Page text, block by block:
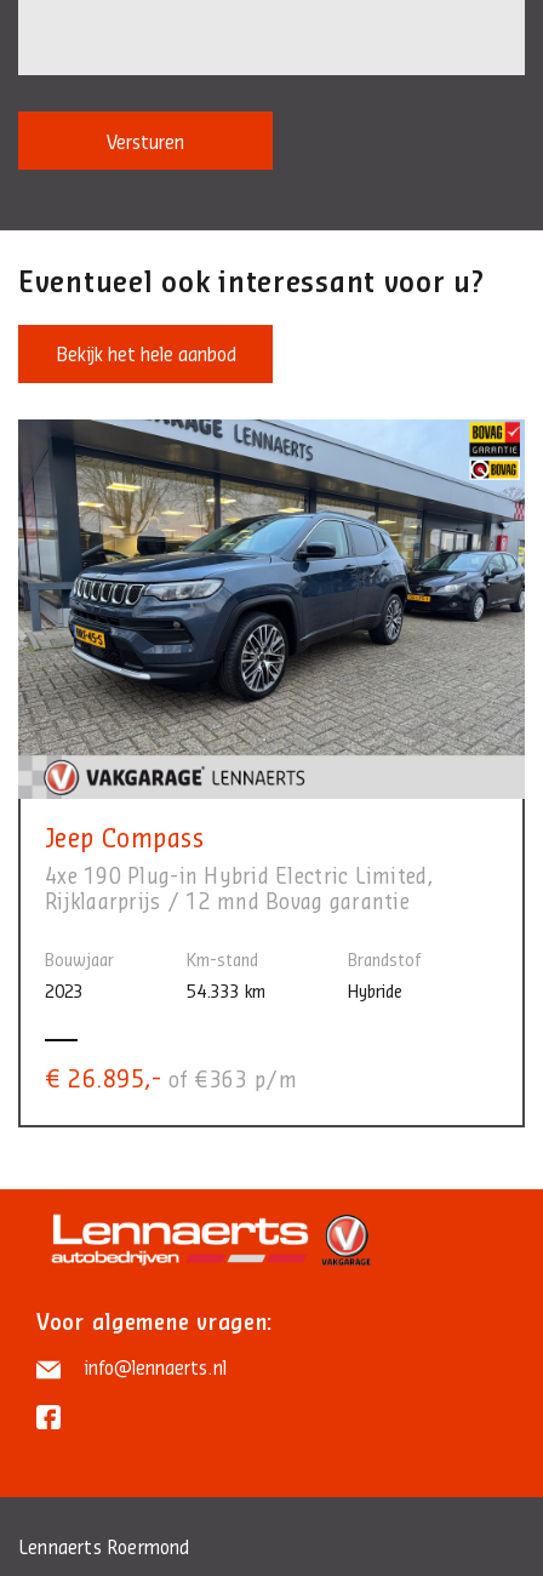
Versturen
Eventueel ook interessant voor u?
Bekijk het hele aanbod
Jeep Compass
4xe 190 Plug-in Hybrid Electric Limited,
Rijklaarprijs / 12 mnd Bovag garantie
Bouwjaar
2023
Km-stand
54.333 km
Brandstof
Hybride
€ 26.895,- of €363 p/m
Voor algemene vragen:
info@lennaerts.nl
Lennaerts Roermond